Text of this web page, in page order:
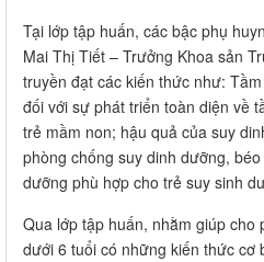
Tại lớp tập huấn, các bậc phụ
Mai Thị Tiết – Trưởng Khoa sản
truyền đạt các kiến thức như:
đối với sự phát triển toàn diện về
trẻ mầm non; hậu quả của suy
phòng chống suy dinh dưỡng,
dưỡng phù hợp cho trẻ suy sinh
Qua lớp tập huấn, nhằm giúp cho
dưới 6 tuổi có những kiến thức cơ